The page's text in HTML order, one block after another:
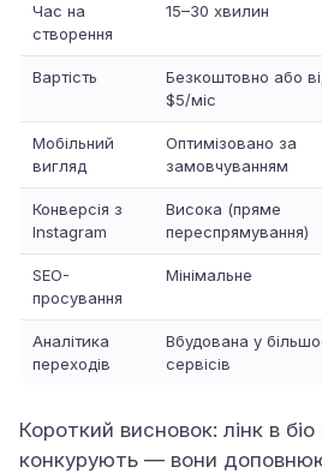
Час на
створення
15–30 хвилин
Вартість
Безкоштовно або
$5/міс
Мобільний
вигляд
Оптимізовано за
замовчуванням
Конверсія з
Instagram
Висока (пряме
переспрямування)
SEO-
просування
Мінімальне
Аналітика
переходів
Вбудована у
сервісів
Короткий висновок: лінк в
конкурують — вони